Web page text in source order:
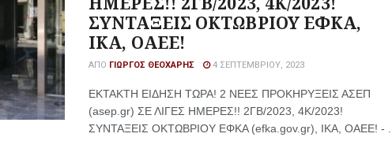
ΣΥΝΤΑΞΕΙΣ ΟΚΤΩΒΡΙΟΥ ΕΦΚΑ,
ΙΚΑ, ΟΑΕΕ!
ΑΠΌ ΓΙΏΡΓΟΣ ΘΕΟΧΆΡΗΣ 4 ΣΕΠΤΕΜΒΡΊΟΥ, 2023
ΕΚΤΑΚΤΗ ΕΙΔΗΣΗ ΤΩΡΑ! 2 ΝΕΕΣ ΠΡΟΚΗΡΥΞΕΙΣ ΑΣΕΠ
(asep.gr) ΣΕ ΛΙΓΕΣ ΗΜΕΡΕΣ!! 2ΓΒ/2023, 4Κ/2023!
ΣΥΝΤΑΞΕΙΣ ΟΚΤΩΒΡΙΟΥ ΕΦΚΑ (efka.gov.gr), ΙΚΑ, ΟΑΕΕ! - ...